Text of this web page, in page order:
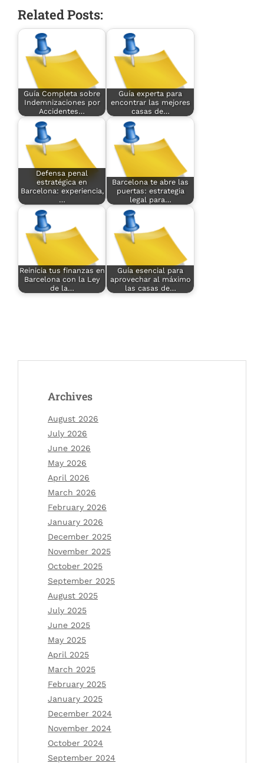
Related Posts:
Guía Completa sobre
Indemnizaciones por
Accidentes…
Guía experta para
encontrar las mejores
casas de…
Defensa penal
estratégica en
Barcelona: experiencia,
…
Barcelona te abre las
puertas: estrategia
legal para…
Reinicia tus finanzas en
Barcelona con la Ley
de la…
Guía esencial para
aprovechar al máximo
las casas de…
Archives
August 2026
July 2026
June 2026
May 2026
April 2026
March 2026
February 2026
January 2026
December 2025
November 2025
October 2025
September 2025
August 2025
July 2025
June 2025
May 2025
April 2025
March 2025
February 2025
January 2025
December 2024
November 2024
October 2024
September 2024